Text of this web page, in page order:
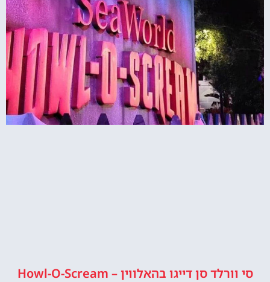
סי וורלד סן דייגו בהאלווין – Howl-O-Scream